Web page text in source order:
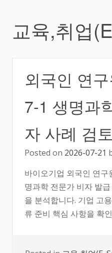
교육,취업
외국인 연
7-1 생명과
자 사례 검토
Posted on 2026-07-21
바이오기업 외국인 연구
명과학 전문가 비자 발
을 분석합니다. 기업 고
류 준비 핵심 사항을 확